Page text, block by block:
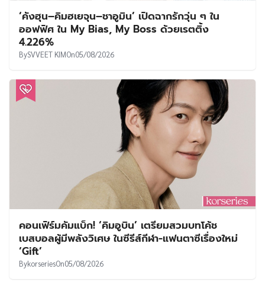
‘คังฮุน–คิมฮเยจุน–ชาอูมิน’ เปิดฉากรักวุ่น ๆ ใน
ออฟฟิศ ใน My Bias, My Boss ด้วยเรตติ้ง
4.226%
BySVVEET KIMOn05/08/2026
คอนเฟิร์มคัมแบ็ก! ‘คิมอูบิน’ เตรียมสวมบทโค้ช
เบสบอลผู้มีพลังวิเศษ ในซีรีส์กีฬา-แฟนตาซีเรื่องใหม่
‘Gift’
BykorseriesOn05/08/2026